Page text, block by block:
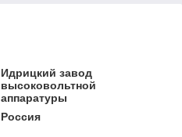
Идрицкий завод
высоковольтной
аппаратуры
Россия